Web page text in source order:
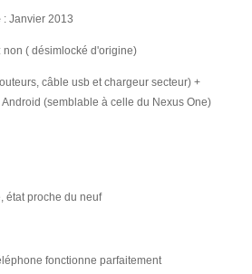
: Janvier 2013
( désimlocké d'origine)
câble usb et chargeur secteur) +
(semblable à celle du Nexus One)
état proche du neuf
fonctionne parfaitement